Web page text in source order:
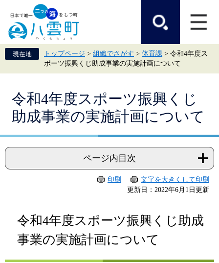
頭
で
飛
ば
て
トップページ > 組織でさがす > 体育課 > 令和4年度ス
ポーツ振興くじ助成事業の実施計画について
令和4年度スポーツ振興くじ
助成事業の実施計画について
ページ内目次
印刷
文字を大きくして印刷
更新日：2022年6月1日更新
令和4年度スポーツ振興くじ助成
事業の実施計画について